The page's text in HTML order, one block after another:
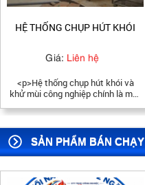
HỆ THỐNG CHỤP HÚT KHÓI
Giá: Liên hệ
<p>Hệ thống chụp hút khói và
khử mùi công nghiệp chính là một
bầu không khí thoáng đãng, thoải
mái, mát mẽ, trong lành cho
không gian bếp công nghiệp trong
nhà hàng, khách sạn, khu công
nghiệp…vv</p>
SẢN PHẨM BÁN CHẠY